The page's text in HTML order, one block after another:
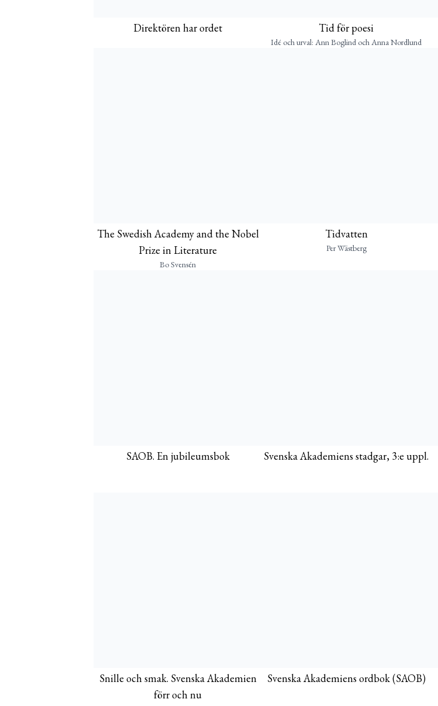
Direktören har ordet Tid för poesi
Idé och urval: Ann Boglind och Anna Nordlund
The Swedish Academy and the Nobel
Prize in Literature
Bo Svensén
Tidvatten
Per Wästberg
SAOB. En jubileumsbok Svenska Akademiens stadgar, 3:e uppl.
Snille och smak. Svenska Akademien
förr och nu
Svenska Akademiens ordbok (SAOB)